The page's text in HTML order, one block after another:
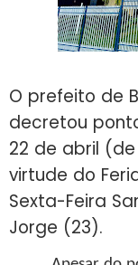
O prefeito de
decretou
22 de abril
virtude do
Sexta-Feira
Jorge (23).